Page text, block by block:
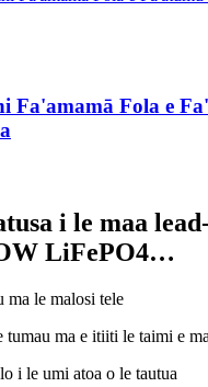
Fa'amamā Fola e
i le maa
LiFePO4…
ma le malosi tele
tumau ma e itiiti le taimi e
i le umi atoa o le tautua